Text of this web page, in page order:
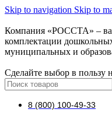
Skip to navigation Skip to
Компания «РОССТА» –
комплектации
муниципальных и
Сделайте выбор в пользу
8 (800) 100-49-33